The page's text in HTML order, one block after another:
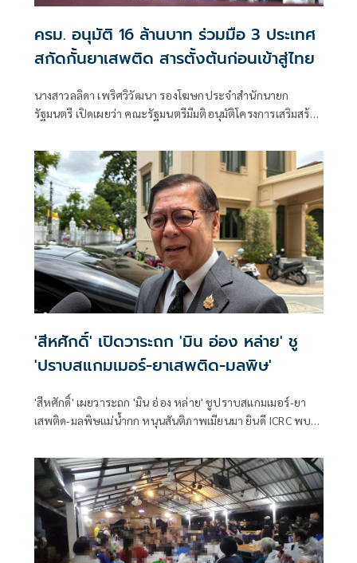
ครม. อนุมัติ 16 ล้านบาท ร่วมมือ 3 ประเทศ
สกัดกั้นยาเสพติด สารตั้งต้นก่อนเข้าสู่ไทย
นางสาวลลิดา เพริศวิวัฒนา รองโฆษกประจำสำนักนายก
รัฐมนตรี เปิดเผยว่า คณะรัฐมนตรีมีมติอนุมัติโครงการเสริมสร้าง
ยาเสพติดและทำลายเครือข่ายการค้ายาเสพติดระหว่าง
ประเทศ ประจำปีงบประมาณ พ.ศ. 2569 วงเงินรวม 16 ล้าน
บาท ตามที่กระทรวงยุติธรรม โดยสำนักงานคณะกรรมการ
ป้องกันและปราบปรามยาเสพติด หรือสำนักงาน ป.ป.ส.
'สีหศักดิ์' เปิดวาระถก 'มิน อ่อง หล่าย' ชู
'ปราบสแกมเมอร์-ยาเสพติด-มลพิษ'
'สีหศักดิ์' เผยวาระถก 'มิน อ่อง หล่าย' ชูปราบสแกมเมอร์-ยา
เสพติด-มลพิษแม่น้ำกก หนุนสันติภาพเมียนมา ยินดี ICRC พบ